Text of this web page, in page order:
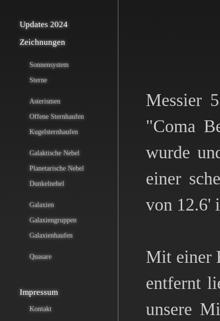
Updates 2024
Zeichnungen
Sonnensystem
Sterne
Asterismen
Offene Sternhaufen
Kugelsternhaufen
Galaktische Nebel
Planetarische Nebel
Dunkelnebel
Galaxien
Galaxiengruppen
Galaxienhaufen
Quasare
Impressum
Kontakt
Messier
"Coma
wurde
einer
von 12.6'
Mit einer
entfernt
unsere